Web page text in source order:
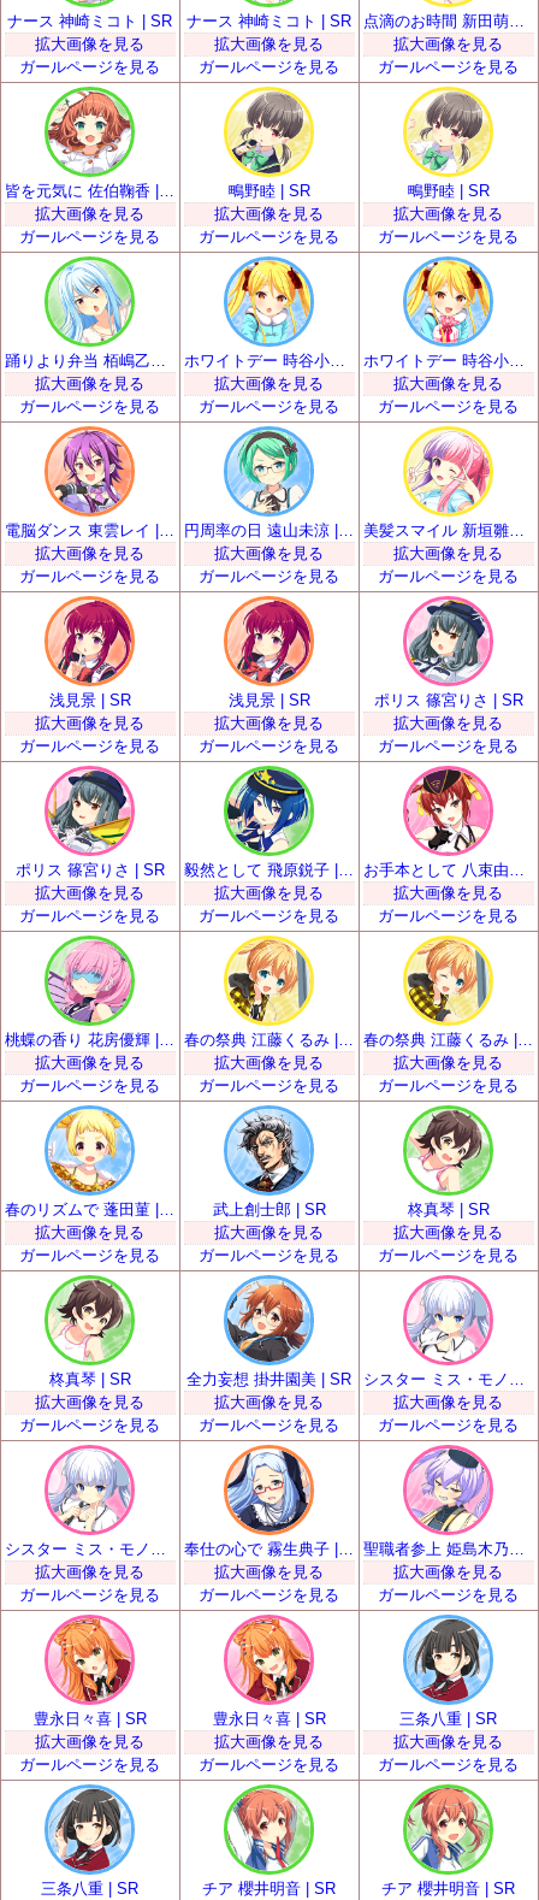
ナース 神崎ミコト | SR
拡大画像を見る
ガールページを見る
ナース 神崎ミコト | SR
拡大画像を見る
ガールページを見る
点滴のお時間 新田萌果 | SR
拡大画像を見る
ガールページを見る
拡大画像を見る
ガールページを見る
鴫野睦 | SR
拡大画像を見る
ガールページを見る
鴫野睦 | SR
拡大画像を見る
ガールページを見る
拡大画像を見る
ガールページを見る
ホワイトデー 時谷小瑠璃 | SR
拡大画像を見る
ガールページを見る
ホワイトデー 時谷小瑠璃 | SR
拡大画像を見る
ガールページを見る
拡大画像を見る
ガールページを見る
円周率の日 遠山未涼 | SR
拡大画像を見る
ガールページを見る
美髪スマイル 新垣雛菜 | SR
拡大画像を見る
ガールページを見る
浅見景 | SR
拡大画像を見る
ガールページを見る
浅見景 | SR
拡大画像を見る
ガールページを見る
ポリス 篠宮りさ | SR
拡大画像を見る
ガールページを見る
ポリス 篠宮りさ | SR
拡大画像を見る
ガールページを見る
毅然として 飛原鋭子 | SR
拡大画像を見る
ガールページを見る
拡大画像を見る
ガールページを見る
拡大画像を見る
ガールページを見る
春の祭典 江藤くるみ | SR
拡大画像を見る
ガールページを見る
春の祭典 江藤くるみ | SR
拡大画像を見る
ガールページを見る
拡大画像を見る
ガールページを見る
武上創士郎 | SR
拡大画像を見る
ガールページを見る
柊真琴 | SR
拡大画像を見る
ガールページを見る
柊真琴 | SR
拡大画像を見る
ガールページを見る
全力妄想 掛井園美 | SR
拡大画像を見る
ガールページを見る
拡大画像を見る
ガールページを見る
拡大画像を見る
ガールページを見る
奉仕の心で 霧生典子 | SR
拡大画像を見る
ガールページを見る
拡大画像を見る
ガールページを見る
豊永日々喜 | SR
拡大画像を見る
ガールページを見る
豊永日々喜 | SR
拡大画像を見る
ガールページを見る
三条八重 | SR
拡大画像を見る
ガールページを見る
三条八重 | SR
チア 櫻井明音 | SR
チア 櫻井明音 | SR